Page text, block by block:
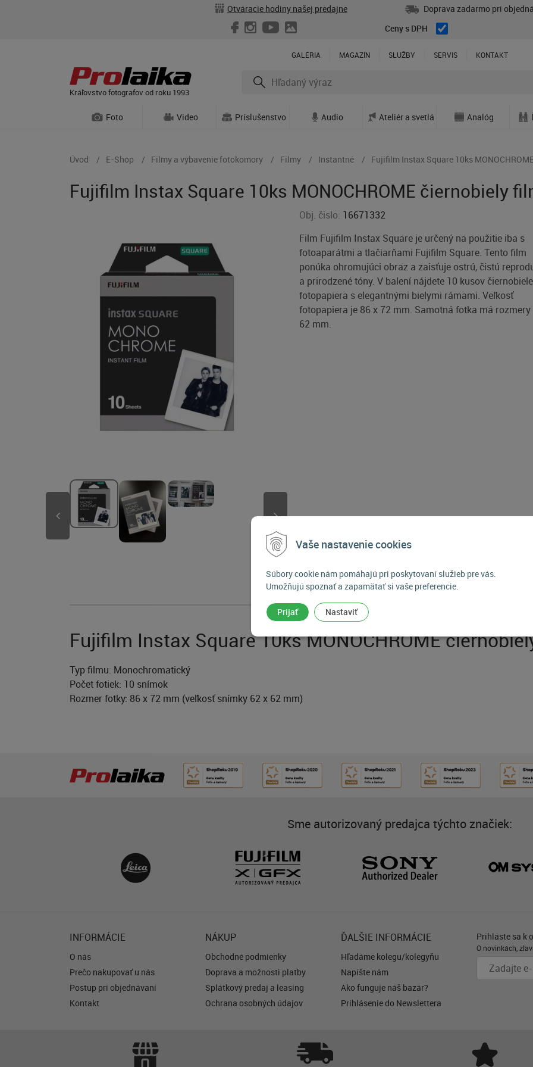
Vaše nastavenie cookies
Súbory cookie nám pomáhajú pri poskytovaní služieb pre vás.
Umožňujú spoznať a zapamätať si vaše preferencie.
Prijať Nastaviť
Otváracie hodiny našej predajne
Doprava zadarmo pri
Ceny s DPH
GALÉRIA MAGAZÍN SLUŽBY SERVIS KONTAKT
Kráľovstvo fotografov od roku 1993
Foto Video Príslušenstvo Audio Ateliér a svetlá Analóg
Úvod E-Shop Filmy a vybavenie fotokomory Filmy Instantné Fujifilm Instax Square 10ks
Fujifilm Instax Square 10ks MONOCHROME čiernobiely
Obj. čislo: 16671332
Film Fujifilm Instax Square je určený na použitie iba s
fotoaparátmi a tlačiarňami Fujifilm Square. Tento film
ponúka ohromujúci obraz a zaisťuje ostrú, čistú
a prirodzené tóny. V balení nájdete 10 kusov
fotopapiera s elegantnými bielymi rámami. Veľkosť
fotopapiera je 86 x 72 mm. Samotná fotka má rozmery
62 mm.
POPIS PRODUKTU
Fujifilm Instax Square 10ks MONOCHROME
Typ filmu: Monochromatický
Počet fotiek: 10 snímok
Rozmer fotky: 86 x 72 mm (veľkosť snímky 62 x 62 mm)
Sme autorizovaný predajca týchto značiek:
INFORMÁCIE
O nás
Prečo nakupovať u nás
Postup pri objednávaní
Kontakt
NÁKUP
Obchodné podmienky
Doprava a možnosti platby
Splátkový predaj a leasing
Ochrana osobných údajov
ĎALŠIE INFORMÁCIE
Hľadáme kolegu/kolegyňu
Napíšte nám
Ako funguje náš bazár?
Prihlásenie do Newslettera
Prihláste sa k
O novinkách,